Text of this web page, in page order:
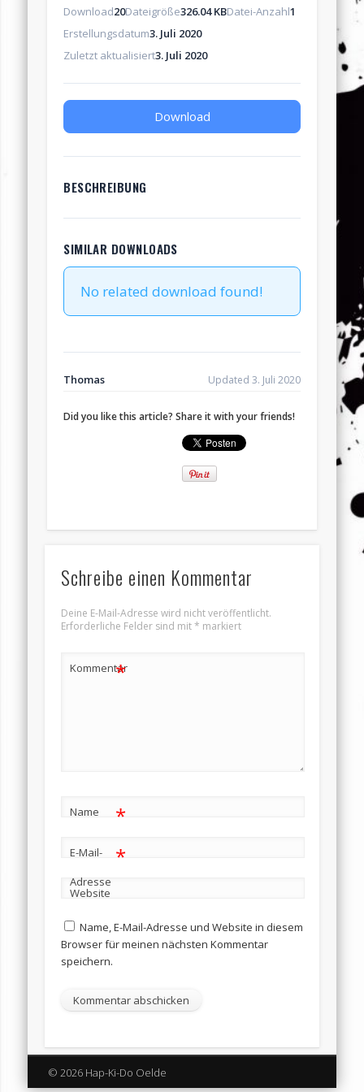
Download20Dateigröße326.04 KBDatei-Anzahl1
Erstellungsdatum3. Juli 2020
Zuletzt aktualisiert3. Juli 2020
Download
BESCHREIBUNG
SIMILAR DOWNLOADS
No related download found!
Thomas Updated 3. Juli 2020
Did you like this article? Share it with your friends!
Schreibe einen Kommentar
Deine E-Mail-Adresse wird nicht veröffentlicht.
Erforderliche Felder sind mit* markiert
Kommentar
*
Name *
E-Mail-
Adresse
*
Website
Name, E-Mail-Adresse und Website in diesem
Browser für meinen nächsten Kommentar
speichern.
© 2026 Hap-Ki-Do Oelde